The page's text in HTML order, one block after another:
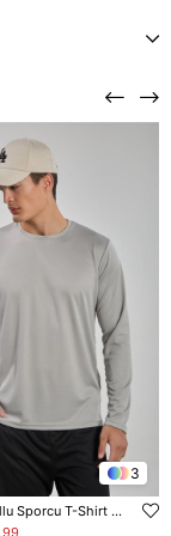
3
Erkek Uzun Kollu Sporcu T-Shirt - Gri